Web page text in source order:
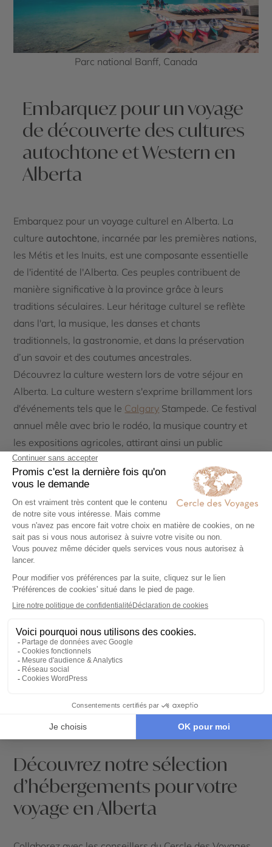
Parc national Banff, Canada
Embarquez pour un voyage
de découverte des cultures
autochtone et Western en
Alberta
Embarquez pour un voyage culturel en Alberta. La
culture autochtone, incarnée par les premières nations,
les Métis et les Inuits, est une composante essentielle
de l'identité de l'Alberta. Ces peuples contribuent de
manière significative à la province grâce à leurs
traditions séculaires. Leur héritage culturel se reflète
dans l'art, la musique, les danses et chants
traditionnels, la gastronomie, et dans la préservation
d’un savoir et des coutumes ancestrales.
Découvrez la culture western lors de votre séjour en
Alberta. La culture western s'exprime brillamment lors
d'événements tels que le Calgary Stampede. Ce festival
annuel mêle avec brio le rodéo, la musique country et
les expositions agricoles, attirant ainsi un public
international. Cette culture se manifeste également à
travers les nombreuses exploitations bovines et ranchs
que l’on retrouve dans la province ainsi que dans le
style vestimentaire, reconnaissable à ses bottes de
cowboy, chapeaux et chemises à carreaux.
Cultures autochtone et Western en Alberta
Découvrez notre sélection
d’hébergements pour votre
voyage en Alberta